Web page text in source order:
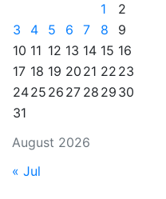
August 2026
1
2
3
4 5 6 7 8
9
10 11 12 13 14 15 16
17 18 19 20 21 22 23
2425 26 27 28 29 30
31
« Jul